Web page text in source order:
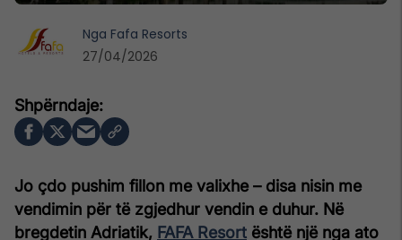
Jo çdo pushim fillon me valixhe – disa nisin me
vendimin për të zgjedhur vendin e duhur. Në
bregdetin Adriatik, FAFA Resort është një nga ato
Nga Fafa Resorts
27/04/2026